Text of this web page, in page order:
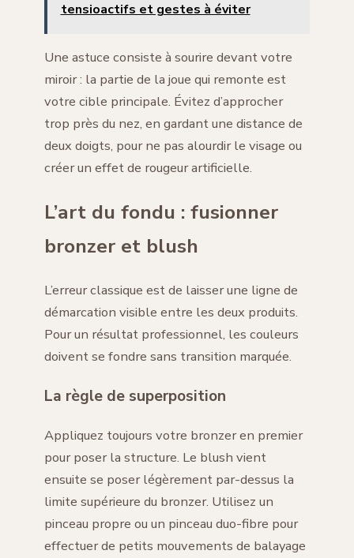
tensioactifs et gestes à éviter
Une astuce consiste à sourire devant votre
miroir : la partie de la joue qui remonte est
votre cible principale. Évitez d’approcher
trop près du nez, en gardant une distance de
deux doigts, pour ne pas alourdir le visage ou
créer un effet de rougeur artificielle.
L’art du fondu : fusionner
bronzer et blush
L’erreur classique est de laisser une ligne de
démarcation visible entre les deux produits.
Pour un résultat professionnel, les couleurs
doivent se fondre sans transition marquée.
La règle de superposition
Appliquez toujours votre bronzer en premier
pour poser la structure. Le blush vient
ensuite se poser légèrement par-dessus la
limite supérieure du bronzer. Utilisez un
pinceau propre ou un pinceau duo-fibre pour
effectuer de petits mouvements de balayage